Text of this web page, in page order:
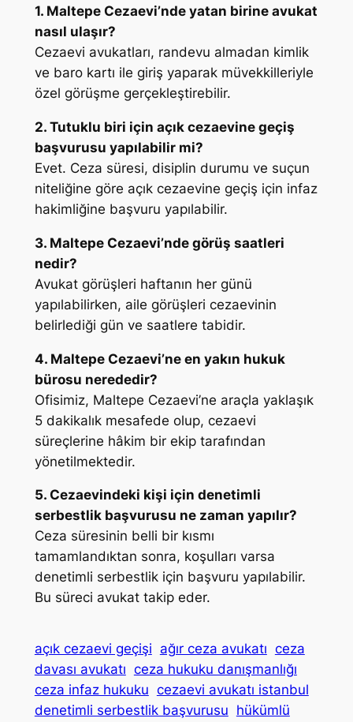
1. Maltepe Cezaevi’nde yatan birine avukat
nasıl ulaşır?
Cezaevi avukatları, randevu almadan kimlik
ve baro kartı ile giriş yaparak müvekkilleriyle
özel görüşme gerçekleştirebilir.
2. Tutuklu biri için açık cezaevine geçiş
başvurusu yapılabilir mi?
Evet. Ceza süresi, disiplin durumu ve suçun
niteliğine göre açık cezaevine geçiş için infaz
hakimliğine başvuru yapılabilir.
3. Maltepe Cezaevi’nde görüş saatleri
nedir?
Avukat görüşleri haftanın her günü
yapılabilirken, aile görüşleri cezaevinin
belirlediği gün ve saatlere tabidir.
4. Maltepe Cezaevi’ne en yakın hukuk
bürosu nerededir?
Ofisimiz, Maltepe Cezaevi’ne araçla yaklaşık
5 dakikalık mesafede olup, cezaevi
süreçlerine hâkim bir ekip tarafından
yönetilmektedir.
5. Cezaevindeki kişi için denetimli
serbestlik başvurusu ne zaman yapılır?
Ceza süresinin belli bir kısmı
tamamlandıktan sonra, koşulları varsa
denetimli serbestlik için başvuru yapılabilir.
Bu süreci avukat takip eder.
açık cezaevi geçişi ağır ceza avukatı ceza
davası avukatı ceza hukuku danışmanlığı
ceza infaz hukuku cezaevi avukatı istanbul
denetimli serbestlik başvurusu hükümlü